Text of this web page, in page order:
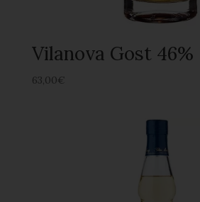
Vilanova Gost 46%
63,00€